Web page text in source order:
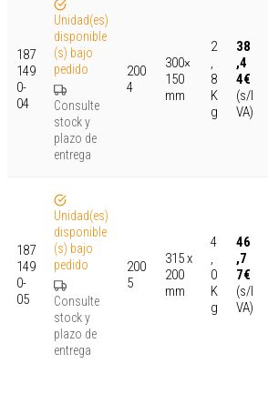
187
149
0-
04
Unidad(es)
disponible
(s) bajo
pedido
Consulte
stock y
plazo de
entrega
200
4
300×
150
mm
2
,
8
K
g
38
,4
4€
(s/I
VA)
187
149
0-
05
Unidad(es)
disponible
(s) bajo
pedido
Consulte
stock y
plazo de
entrega
200
5
315 x
200
mm
4
,
0
K
g
46
,7
7€
(s/I
VA)